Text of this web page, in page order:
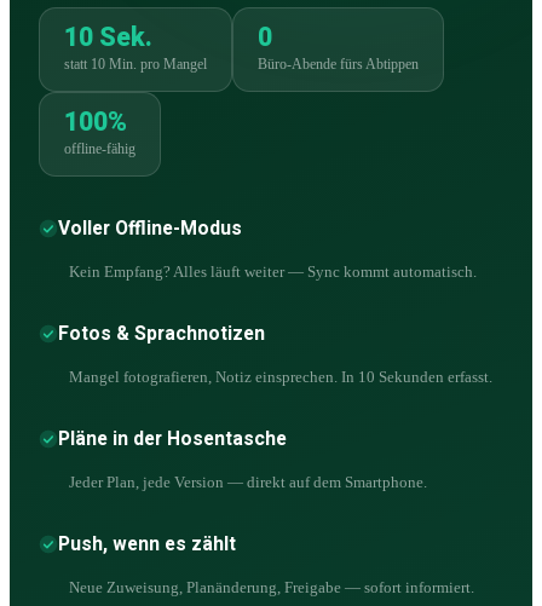
10 Sek.
statt 10 Min. pro Mangel
0
Büro-Abende fürs Abtippen
100%
offline-fähig
Voller Offline-Modus
Kein Empfang? Alles läuft weiter — Sync kommt automatisch.
Fotos & Sprachnotizen
Mangel fotografieren, Notiz einsprechen. In 10 Sekunden erfasst.
Pläne in der Hosentasche
Jeder Plan, jede Version — direkt auf dem Smartphone.
Push, wenn es zählt
Neue Zuweisung, Planänderung, Freigabe — sofort informiert.